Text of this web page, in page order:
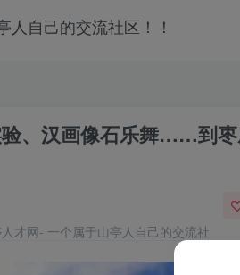
、汉画像石乐舞……到